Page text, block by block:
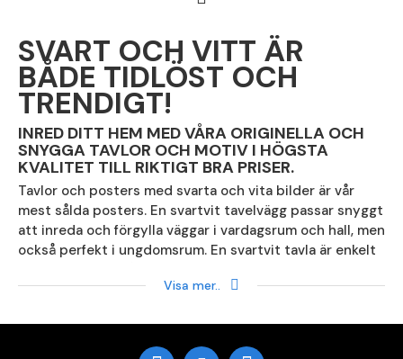
SVART OCH VITT ÄR
BÅDE TIDLÖST OCH
TRENDIGT!
INRED DITT HEM MED VÅRA ORIGINELLA OCH
SNYGGA TAVLOR OCH MOTIV I HÖGSTA
KVALITET TILL RIKTIGT BRA PRISER.
Tavlor och posters med svarta och vita bilder är vår
mest sålda posters. En svartvit tavelvägg passar snyggt
att inreda och förgylla väggar i vardagsrum och hall, men
också perfekt i ungdomsrum. En svartvit tavla är enkelt
övriga inredningen i rummet, oavsett vilken färg du har
En tavelvägg med svartvita och
fotografiska
Visa mer..